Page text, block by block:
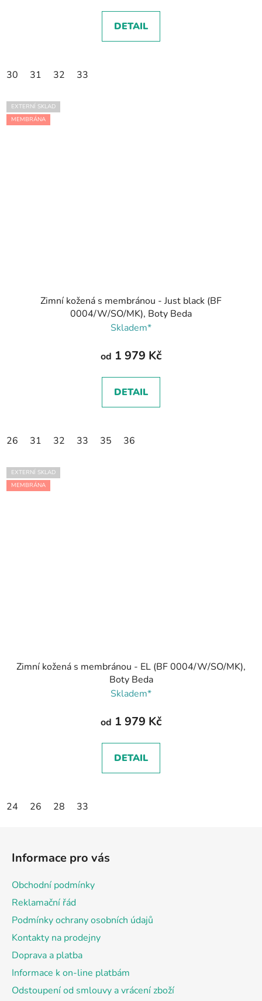
DETAIL
30 31 32 33
EXTERNÍ SKLAD
MEMBRÁNA
Zimní kožená s membránou - Just black (BF
0004/W/SO/MK), Boty Beda
Skladem*
od 1 979 Kč
DETAIL
26 31 32 33 35 36
EXTERNÍ SKLAD
MEMBRÁNA
Zimní kožená s membránou - EL (BF 0004/W/SO/MK),
Boty Beda
Skladem*
od 1 979 Kč
DETAIL
24 26 28 33
Informace pro vás
Obchodní podmínky
Reklamační řád
Podmínky ochrany osobních údajů
Kontakty na prodejny
Doprava a platba
Informace k on-line platbám
Odstoupení od smlouvy a vrácení zboží